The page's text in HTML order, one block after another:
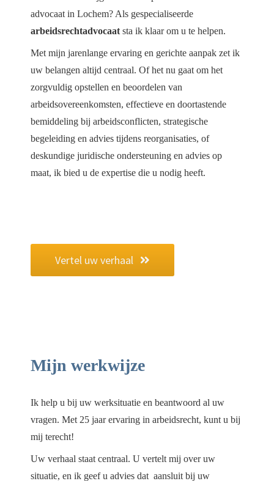
advocaat in Lochem? Als gespecialiseerde
arbeidsrechtadvocaat sta ik klaar om u te helpen.
Met mijn jarenlange ervaring en gerichte aanpak zet ik
uw belangen altijd centraal. Of het nu gaat om het
zorgvuldig opstellen en beoordelen van
arbeidsovereenkomsten, effectieve en doortastende
bemiddeling bij arbeidsconflicten, strategische
begeleiding en advies tijdens reorganisaties, of
deskundige juridische ondersteuning en advies op
maat, ik bied u de expertise die u nodig heeft.
Vertel uw verhaal
Mijn werkwijze
Ik help u bij uw werksituatie en beantwoord al uw
vragen. Met 25 jaar ervaring in arbeidsrecht, kunt u bij
mij terecht!
Uw verhaal staat centraal. U vertelt mij over uw
situatie, en ik geef u advies dat aansluit bij uw